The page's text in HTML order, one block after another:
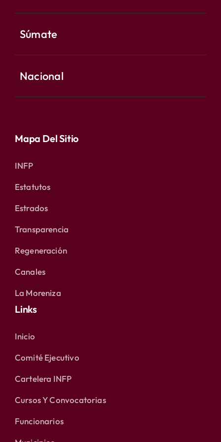
Súmate
Nacional
Mapa Del Sitio
INFP
Estatutos
Estrados
Transparencia
Regeneración
Canales
La Moreniza
Links
Inicio
Comité Ejecutivo
Cartelera INFP
Cursos Y Convocatorias
Funcionarios